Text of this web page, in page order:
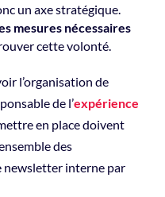
un axe stratégique.
mesures nécessaires
cette volonté.
l’organisation de
de l’expérience
en place doivent
des
newsletter interne par